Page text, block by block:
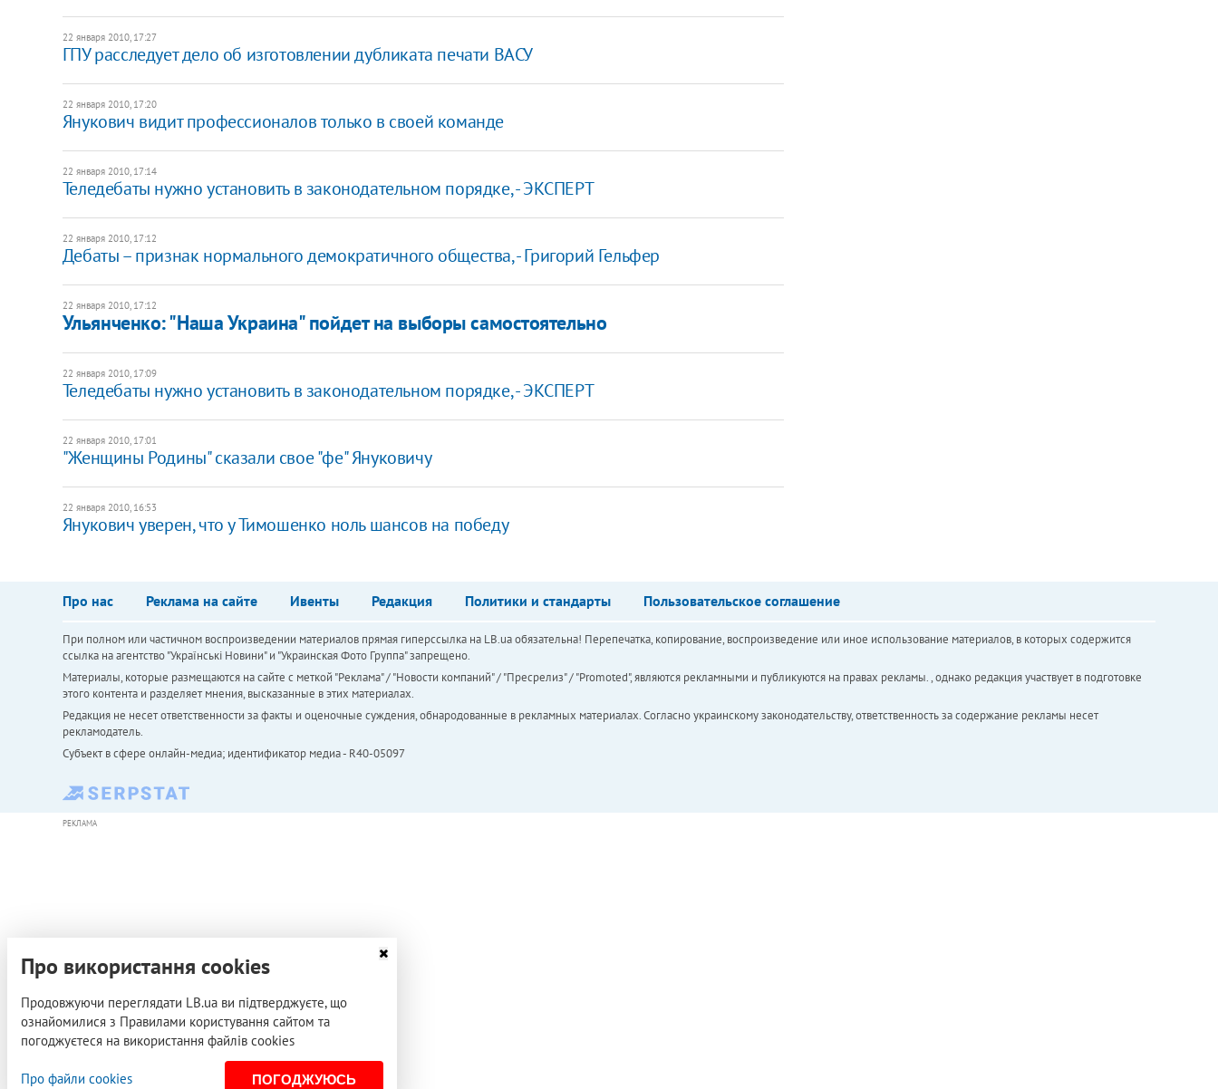
22 января 2010, 17:27
ГПУ расследует дело об изготовлении дубликата печати ВАСУ
22 января 2010, 17:20
Янукович видит профессионалов только в своей команде
22 января 2010, 17:14
Теледебаты нужно установить в законодательном порядке, - ЭКСПЕРТ
22 января 2010, 17:12
Дебаты – признак нормального демократичного общества, - Григорий Гельфер
22 января 2010, 17:12
Ульянченко: "Наша Украина" пойдет на выборы самостоятельно
22 января 2010, 17:09
Теледебаты нужно установить в законодательном порядке, - ЭКСПЕРТ
22 января 2010, 17:01
"Женщины Родины" сказали свое "фе" Януковичу
22 января 2010, 16:53
Янукович уверен, что у Тимошенко ноль шансов на победу
Про нас Реклама на сайте Ивенты Редакция Политики и стандарты Пользовательское соглашение
При полном или частичном воспроизведении материалов прямая гиперссылка на LB.ua обязательна! Перепечатка, копирование, воспроизведение или иное использование материалов, в которых содержится
ссылка на агентство "Українськi Новини" и "Украинская Фото Группа" запрещено.
Материалы, которые размещаются на сайте с меткой "Реклама" / "Новости компаний" / "Пресрелиз" / "Promoted", являются рекламными и публикуются на правах рекламы. , однако редакция участвует в подготовке
этого контента и разделяет мнения, высказанные в этих материалах.
Редакция не несет ответственности за факты и оценочные суждения, обнародованные в рекламных материалах. Согласно украинскому законодательству, ответственность за содержание рекламы несет
рекламодатель.
Субъект в сфере онлайн-медиа; идентификатор медиа - R40-05097
РЕКЛАМА
Про використання cookies
Продовжуючи переглядати LB.ua ви підтверджуєте, що
ознайомилися з Правилами користування сайтом та
погоджуєтеся на використання файлів cookies
Про файли cookies ПОГОДЖУЮСЬ